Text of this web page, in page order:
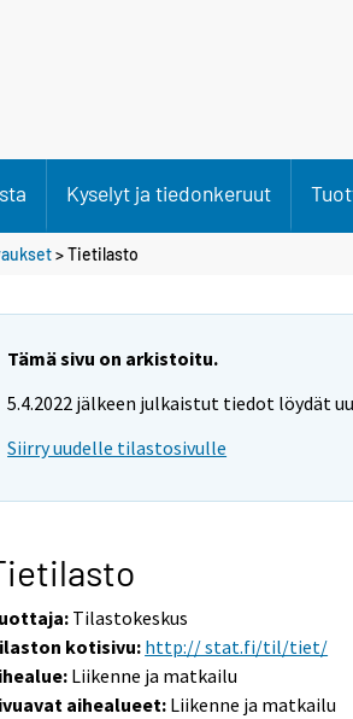
Kyselyt ja tiedonkeruut
> Tietilasto
Tämä sivu on arkistoitu.
5.4.2022 jälkeen julkaistut tiedot löydät
Siirry uudelle tilastosivulle
Tilastokeskus
kotisivu:http:// stat.fi/til/tiet/
Liikenne ja matkailu
aihealueet: Liikenne ja matkailu